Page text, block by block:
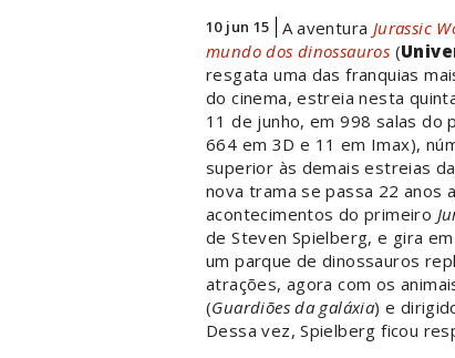
10 jun 15 A aventura Jurassic
mundo dos dinossauros (
resgata uma das franquias
do cinema, estreia nesta
11 de junho, em 998 salas do
664 em 3D e 11 em Imax),
superior às demais estreias
nova trama se passa 22 anos
acontecimentos do primeiro
de Steven Spielberg, e gira
um parque de dinossauros
atrações, agora com os
(Guardiões da galáxia) e
Dessa vez, Spielberg ficou